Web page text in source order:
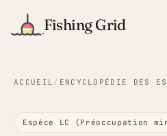
Fishing Grid
ACCUEIL / ENCYCLOPÉDIE DES
Espèce LC (Préoccupation